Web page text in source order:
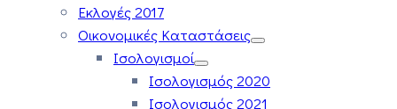
Εκλογές 2017
Οικονομικές Καταστάσεις
Ισολογισμοί
Ισολογισμός 2020
Ισολογισμός 2021